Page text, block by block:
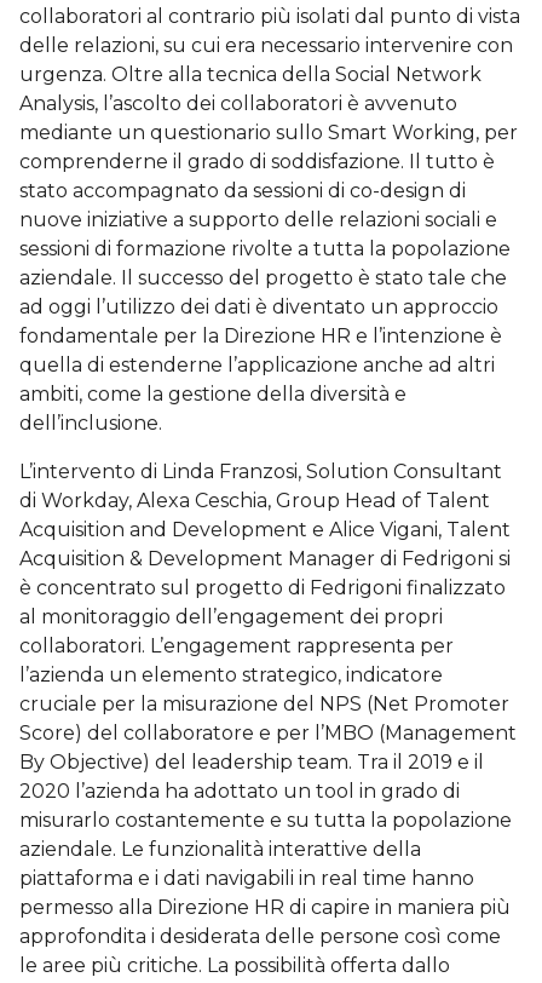
collaboratori al contrario più isolati dal punto di vista
delle relazioni, su cui era necessario intervenire con
urgenza. Oltre alla tecnica della Social Network
Analysis, l’ascolto dei collaboratori è avvenuto
mediante un questionario sullo Smart Working, per
comprenderne il grado di soddisfazione. Il tutto è
stato accompagnato da sessioni di co-design di
nuove iniziative a supporto delle relazioni sociali e
sessioni di formazione rivolte a tutta la popolazione
aziendale. Il successo del progetto è stato tale che
ad oggi l’utilizzo dei dati è diventato un approccio
fondamentale per la Direzione HR e l’intenzione è
quella di estenderne l’applicazione anche ad altri
ambiti, come la gestione della diversità e
dell’inclusione.
L’intervento di Linda Franzosi, Solution Consultant
di Workday, Alexa Ceschia, Group Head of Talent
Acquisition and Development e Alice Vigani, Talent
Acquisition & Development Manager di Fedrigoni si
è concentrato sul progetto di Fedrigoni finalizzato
al monitoraggio dell’engagement dei propri
collaboratori. L’engagement rappresenta per
l’azienda un elemento strategico, indicatore
cruciale per la misurazione del NPS (Net Promoter
Score) del collaboratore e per l’MBO (Management
By Objective) del leadership team. Tra il 2019 e il
2020 l’azienda ha adottato un tool in grado di
misurarlo costantemente e su tutta la popolazione
aziendale. Le funzionalità interattive della
piattaforma e i dati navigabili in real time hanno
permesso alla Direzione HR di capire in maniera più
approfondita i desiderata delle persone così come
le aree più critiche. La possibilità offerta dallo